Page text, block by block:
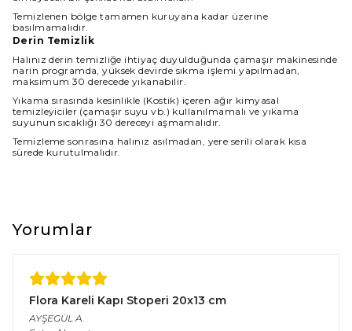
Temizlenen bölge tamamen kuruyana kadar üzerine
basılmamalıdır.
Derin Temizlik
Halınız derin temizliğe ihtiyaç duyulduğunda çamaşır makinesinde
narin programda, yüksek devirde sıkma işlemi yapılmadan,
maksimum 30 derecede yıkanabilir.
Yıkama sırasında kesinlikle (Kostik) içeren ağır kimyasal
temizleyiciler (çamaşır suyu vb.) kullanılmamalı ve yıkama
suyunun sıcaklığı 30 dereceyi aşmamalıdır.
Temizleme sonrasına halınız asılmadan, yere serili olarak kısa
sürede kurutulmalıdır.
Yorumlar
Flora Kareli Kapı Stoperi 20x13 cm
AYŞEGÜL A.